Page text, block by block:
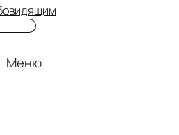
Меню